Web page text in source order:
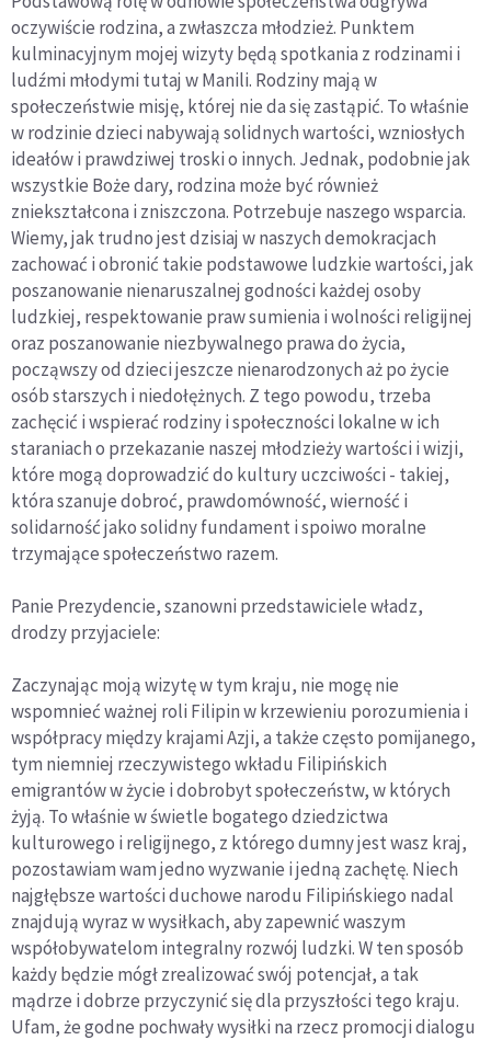
oczywiście rodzina, a zwłaszcza młodzież. Punktem
kulminacyjnym mojej wizyty będą spotkania z rodzinami i
ludźmi młodymi tutaj w Manili. Rodziny mają w
społeczeństwie misję, której nie da się zastąpić. To właśnie
w rodzinie dzieci nabywają solidnych wartości, wzniosłych
ideałów i prawdziwej troski o innych. Jednak, podobnie jak
wszystkie Boże dary, rodzina może być również
zniekształcona i zniszczona. Potrzebuje naszego wsparcia.
Wiemy, jak trudno jest dzisiaj w naszych demokracjach
zachować i obronić takie podstawowe ludzkie wartości, jak
poszanowanie nienaruszalnej godności każdej osoby
ludzkiej, respektowanie praw sumienia i wolności religijnej
oraz poszanowanie niezbywalnego prawa do życia,
począwszy od dzieci jeszcze nienarodzonych aż po życie
osób starszych i niedołężnych. Z tego powodu, trzeba
zachęcić i wspierać rodziny i społeczności lokalne w ich
staraniach o przekazanie naszej młodzieży wartości i wizji,
które mogą doprowadzić do kultury uczciwości - takiej,
która szanuje dobroć, prawdomówność, wierność i
solidarność jako solidny fundament i spoiwo moralne
trzymające społeczeństwo razem.
Panie Prezydencie, szanowni przedstawiciele władz,
drodzy przyjaciele:
Zaczynając moją wizytę w tym kraju, nie mogę nie
wspomnieć ważnej roli Filipin w krzewieniu porozumienia i
współpracy między krajami Azji, a także często pomijanego,
tym niemniej rzeczywistego wkładu Filipińskich
emigrantów w życie i dobrobyt społeczeństw, w których
żyją. To właśnie w świetle bogatego dziedzictwa
kulturowego i religijnego, z którego dumny jest wasz kraj,
pozostawiam wam jedno wyzwanie i jedną zachętę. Niech
najgłębsze wartości duchowe narodu Filipińskiego nadal
znajdują wyraz w wysiłkach, aby zapewnić waszym
współobywatelom integralny rozwój ludzki. W ten sposób
każdy będzie mógł zrealizować swój potencjał, a tak
mądrze i dobrze przyczynić się dla przyszłości tego kraju.
Ufam, że godne pochwały wysiłki na rzecz promocji dialogu